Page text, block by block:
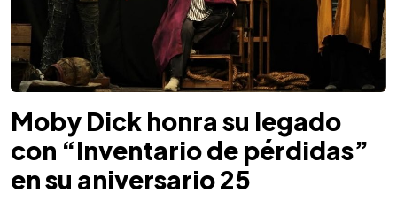
Moby Dick honra su legado
con “Inventario de pérdidas”
en su aniversario 25